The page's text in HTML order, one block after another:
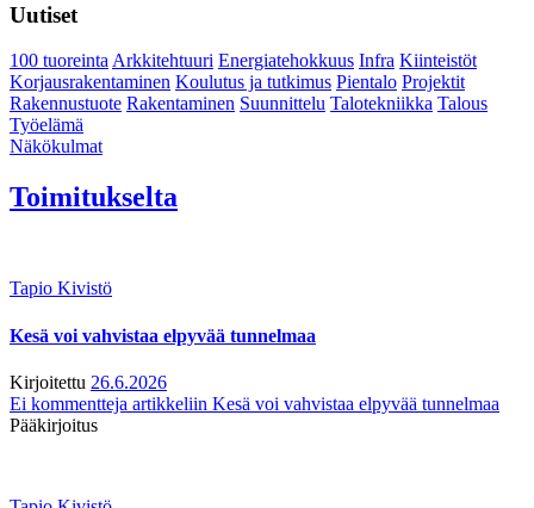
Uutiset
100 tuoreintaArkkitehtuuri Energiatehokkuus Infra Kiinteistöt
Korjausrakentaminen Koulutus ja tutkimus Pientalo Projektit
Rakennustuote Rakentaminen Suunnittelu Talotekniikka Talous
Työelämä
Näkökulmat
Toimitukselta
Tapio Kivistö
Kesä voi vahvistaa elpyvää tunnelmaa
Kirjoitettu 26.6.2026
Ei kommentteja artikkeliin Kesä voi vahvistaa elpyvää tunnelmaa
Pääkirjoitus